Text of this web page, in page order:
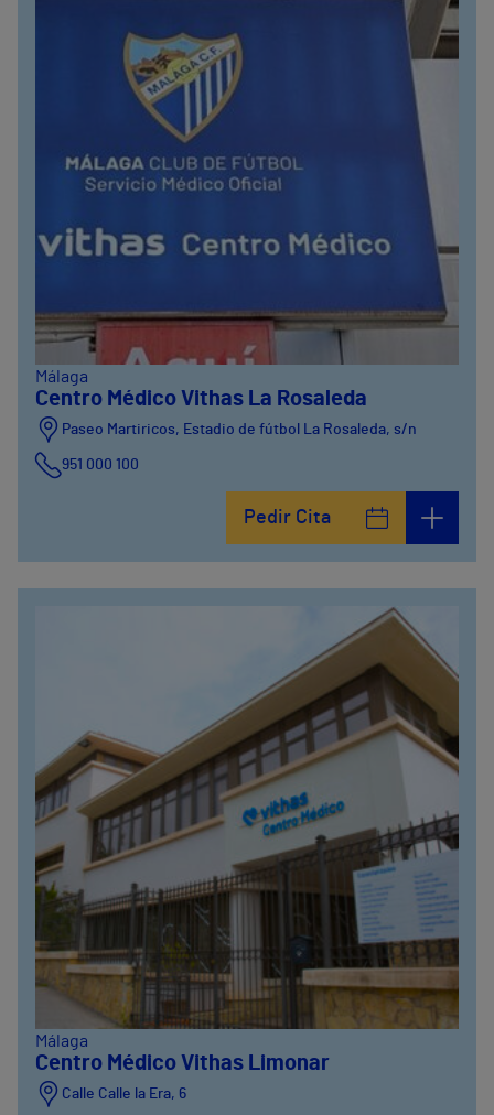
Málaga
Centro Médico Vithas La Rosaleda
Paseo Martiricos, Estadio de fútbol La Rosaleda, s/n
951 000 100
Pedir Cita
Málaga
Centro Médico Vithas Limonar
Calle Calle la Era, 6